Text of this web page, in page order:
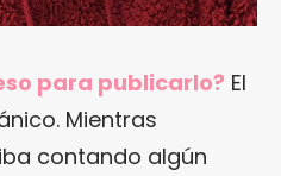
para publicarlo? El
Mientras
contando algún